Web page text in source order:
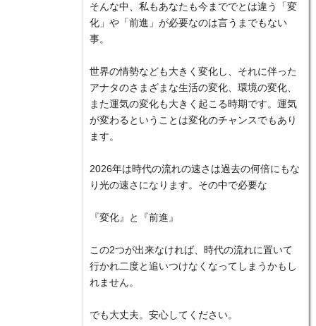
そんな中、私もあなたも今まででとは違う「変
化」や「前進」が必要なのは言うまでもない
事。
世界の情勢なども大きく変化し、それに伴った
アナタのさまざまな生活の変化、環境の変化、
また運気の変化も大きく起こる時期です。運気
が変わるということは変化のチャンスでもあり
ます。
2026年は時代の流れの速さは過去の何倍にもな
り光の速さになります。その中で必要な
『変化』と『前進』
この2つが出来なければ、時代の流れに置いて
行かれ二度と追いつけなくなってしまうかもし
れません。
でも大丈夫。安心してください。